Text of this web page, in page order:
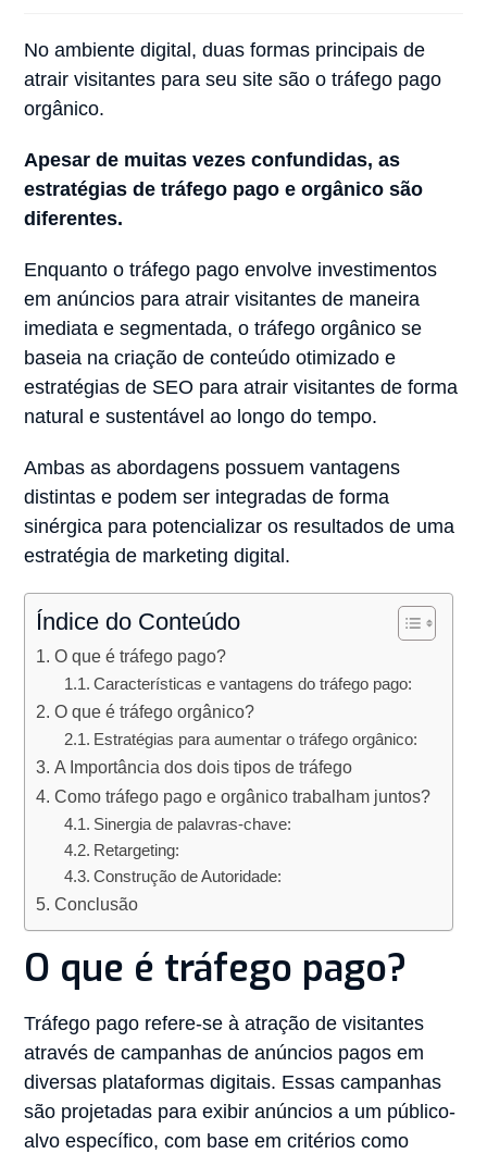
No ambiente digital, duas formas principais de
atrair visitantes para seu site são o tráfego pago
orgânico.
Apesar de muitas vezes confundidas, as
estratégias de tráfego pago e orgânico são
diferentes.
Enquanto o tráfego pago envolve investimentos
em anúncios para atrair visitantes de maneira
imediata e segmentada, o tráfego orgânico se
baseia na criação de conteúdo otimizado e
estratégias de SEO para atrair visitantes de forma
natural e sustentável ao longo do tempo.
Ambas as abordagens possuem vantagens
distintas e podem ser integradas de forma
sinérgica para potencializar os resultados de uma
estratégia de marketing digital.
Índice do Conteúdo
O que é tráfego pago?
Características e vantagens do tráfego pago:
O que é tráfego orgânico?
Estratégias para aumentar o tráfego orgânico:
A Importância dos dois tipos de tráfego
Como tráfego pago e orgânico trabalham juntos?
Sinergia de palavras-chave:
Retargeting:
Construção de Autoridade:
Conclusão
O que é tráfego pago?
Tráfego pago refere-se à atração de visitantes
através de campanhas de anúncios pagos em
diversas plataformas digitais. Essas campanhas
são projetadas para exibir anúncios a um público-
alvo específico, com base em critérios como